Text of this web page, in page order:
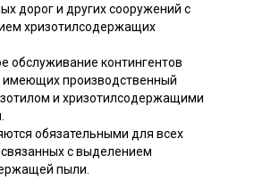
дорог и других сооружений с
хризотилсодержащих
обслуживание контингентов
производственный
и хризотилсодержащими
обязательными для всех
с выделением
пыли.